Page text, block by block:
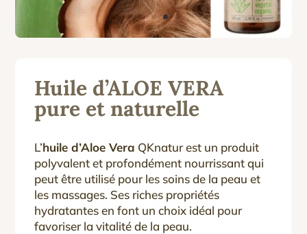
Huile d’ALOE VERA
pure et naturelle
L’huile d’Aloe Vera QKnatur est un produit
polyvalent et profondément nourrissant qui
peut être utilisé pour les soins de la peau et
les massages. Ses riches propriétés
hydratantes en font un choix idéal pour
favoriser la vitalité de la peau.